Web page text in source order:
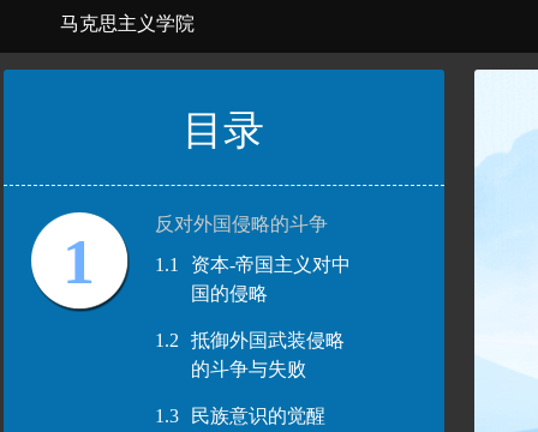
马克思主义学院
目录
1
反对外国侵略的斗争
1.1
资本-帝国主义对中
国的侵略
1.2
抵御外国武装侵略
的斗争与失败
1.3 民族意识的觉醒